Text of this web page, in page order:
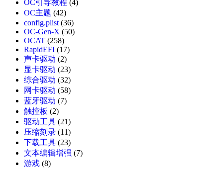
OC引导教程 (4)
OC主题 (42)
config.plist(36)
OC-Gen-X (50)
OCAT (258)
RapidEFI (17)
声卡驱动 (2)
显卡驱动 (23)
综合驱动 (32)
网卡驱动 (58)
蓝牙驱动 (7)
触控板 (2)
驱动工具 (21)
压缩刻录 (11)
下载工具 (23)
文本编辑增强 (7)
游戏 (8)